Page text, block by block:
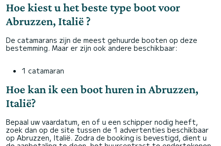
Hoe kiest u het beste type boot voor
Abruzzen, Italië ?
De catamarans zijn de meest gehuurde booten op deze
bestemming. Maar er zijn ook andere beschikbaar:
1 catamaran
Hoe kan ik een boot huren in Abruzzen,
Italië?
Bepaal uw vaardatum, en of u een schipper nodig heeft,
zoek dan op de site tussen de 1 advertenties beschikbaar
op Abruzzen, Italië. Zodra de booking is bevestigd, dient u